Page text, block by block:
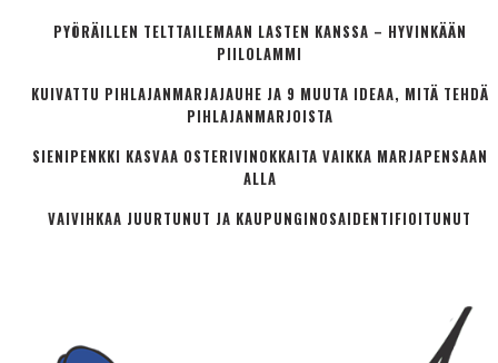
PYÖRÄILLEN TELTTAILEMAAN LASTEN KANSSA – HYVINKÄÄN
PIILOLAMMI
KUIVATTU PIHLAJANMARJAJAUHE JA 9 MUUTA IDEAA, MITÄ TEHDÄ
PIHLAJANMARJOISTA
SIENIPENKKI KASVAA OSTERIVINOKKAITA VAIKKA MARJAPENSAAN
ALLA
VAIVIHKAA JUURTUNUT JA KAUPUNGINOSA­IDENTIFIOITUNUT